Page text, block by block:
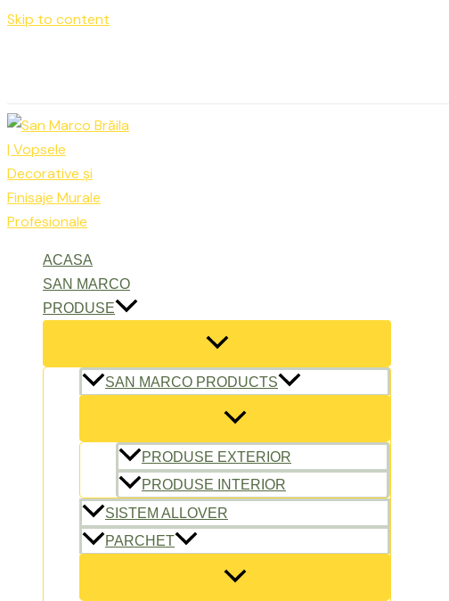
Skip to content
ACASA
SAN MARCO
PRODUSE
SAN MARCO PRODUCTS
PRODUSE EXTERIOR
PRODUSE INTERIOR
SISTEM ALLOVER
PARCHET